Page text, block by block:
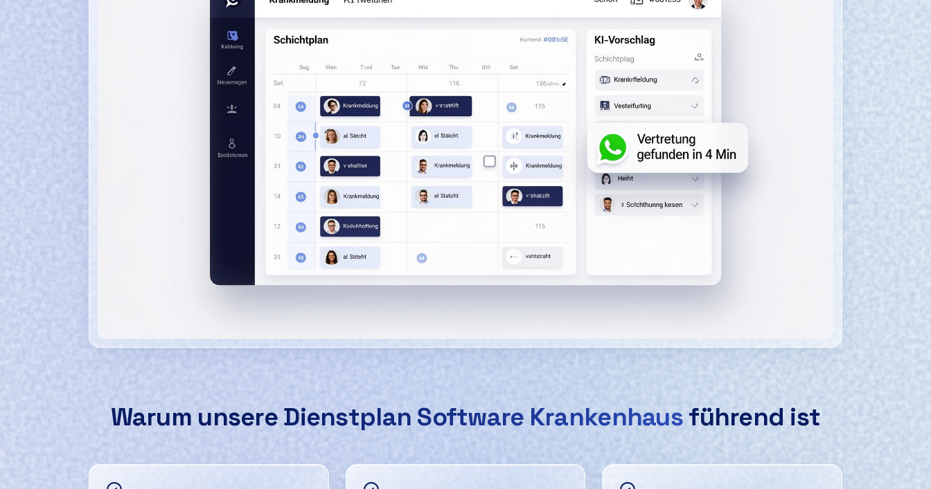
Screenshot des Ausfallmanager-Dashboards: KI-gestützte Personalausfall Software mit automatischer Ersatzsuche per WhatsApp.
Warum unsereDienstplan Software Krankenhausführend ist